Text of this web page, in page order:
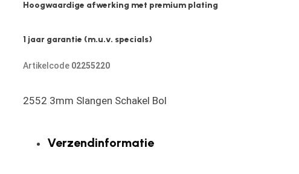
Hoogwaardige afwerking met premium plating
1 jaar garantie (m.u.v. specials)
Artikelcode 02255220
2552 3mm Slangen Schakel Bol
Verzendinformatie